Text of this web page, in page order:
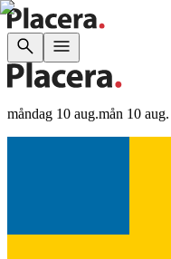
måndag 10 aug.mån 10 aug.